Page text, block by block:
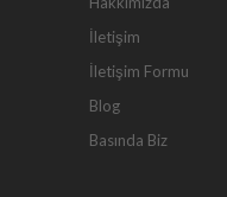
İletişim
İletişim Formu
Blog
Basında Biz